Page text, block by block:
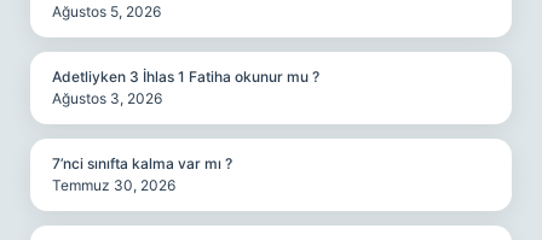
Ağustos 5, 2026
Adetliyken 3 İhlas 1 Fatiha okunur mu ?
Ağustos 3, 2026
7’nci sınıfta kalma var mı ?
Temmuz 30, 2026